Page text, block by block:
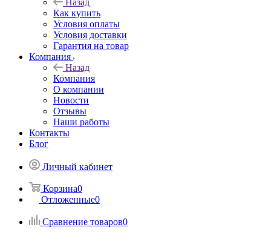
Назад
Как купить
Условия оплаты
Условия доставки
Гарантия на товар
Компания
Назад
Компания
О компании
Новости
Отзывы
Наши работы
Контакты
Блог
Личный кабинет
Корзина0
Отложенные0
Сравнение товаров0